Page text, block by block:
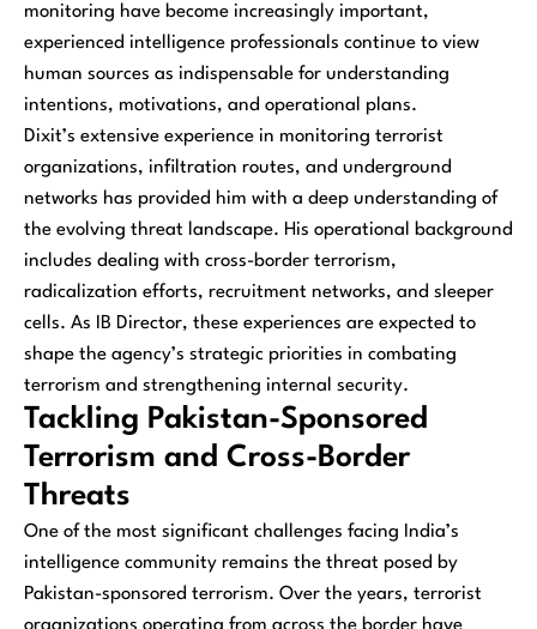
monitoring have become increasingly important,
experienced intelligence professionals continue to view
human sources as indispensable for understanding
intentions, motivations, and operational plans.
Dixit’s extensive experience in monitoring terrorist
organizations, infiltration routes, and underground
networks has provided him with a deep understanding of
the evolving threat landscape. His operational background
includes dealing with cross-border terrorism,
radicalization efforts, recruitment networks, and sleeper
cells. As IB Director, these experiences are expected to
shape the agency’s strategic priorities in combating
terrorism and strengthening internal security.
Tackling Pakistan-Sponsored
Terrorism and Cross-Border
Threats
One of the most significant challenges facing India’s
intelligence community remains the threat posed by
Pakistan-sponsored terrorism. Over the years, terrorist